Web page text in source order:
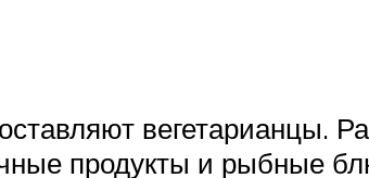
вегетарианцы.
продукты и рыбные